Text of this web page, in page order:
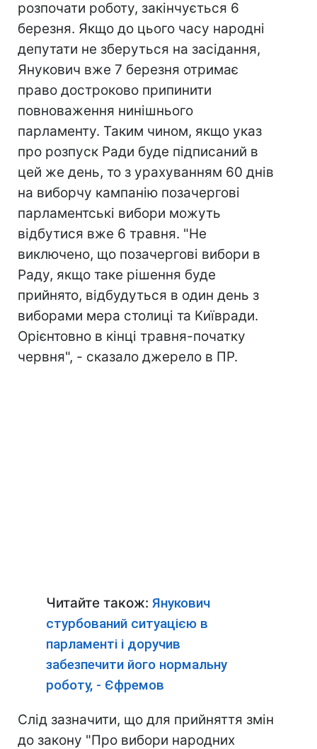
розпочати роботу, закінчується 6
березня. Якщо до цього часу народні
депутати не зберуться на засідання,
Янукович вже 7 березня отримає
право достроково припинити
повноваження нинішнього
парламенту. Таким чином, якщо указ
про розпуск Ради буде підписаний в
цей же день, то з урахуванням 60 днів
на виборчу кампанію позачергові
парламентські вибори можуть
відбутися вже 6 травня. "Не
виключено, що позачергові вибори в
Раду, якщо таке рішення буде
прийнято, відбудуться в один день з
виборами мера столиці та Київради.
Орієнтовно в кінці травня-початку
червня", - сказало джерело в ПР.
Читайте також: Янукович
стурбований ситуацією в
парламенті і доручив
забезпечити його нормальну
роботу, - Єфремов
Слід зазначити, що для прийняття змін
до закону "Про вибори народних